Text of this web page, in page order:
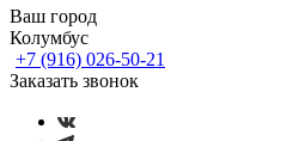
Ваш город
Колумбус
+7 (916) 026-50-21
Заказать звонок